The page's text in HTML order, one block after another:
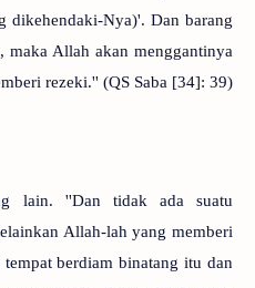
dikehendaki-Nya)'. Dan barang
maka Allah akan menggantinya
rezeki.'' (QS Saba [34]: 39).
lain. ''Dan tidak ada suatu
Allah-lah yang memberi
berdiam binatang itu dan